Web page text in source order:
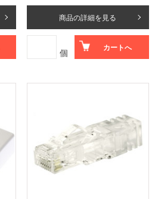
商品の詳細を見る
個 カートへ